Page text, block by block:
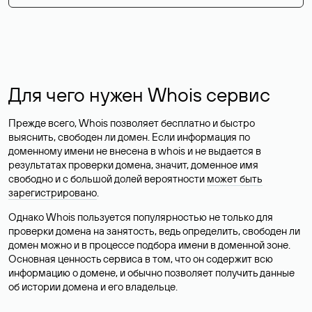
Для чего нужен Whois сервис
Прежде всего, Whois позволяет бесплатно и быстро
выяснить, свободен ли домен. Если информация по
доменному имени не внесена в whois и не выдается в
результатах проверки домена, значит, доменное имя
свободно и с большой долей вероятности может быть
зарегистрировано.
Однако Whois пользуется популярностью не только для
проверки домена на занятость, ведь определить, свободен ли
домен можно и в процессе подбора имени в доменной зоне.
Основная ценность сервиса в том, что он содержит всю
информацию о домене, и обычно позволяет получить данные
об истории домена и его владельце.